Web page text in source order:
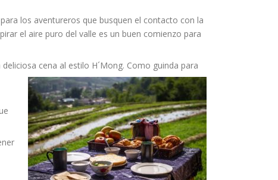
los aventureros que busquen el contacto con la
el aire puro del valle es un buen comienzo para
cena al estilo H´Mong. Como guinda para